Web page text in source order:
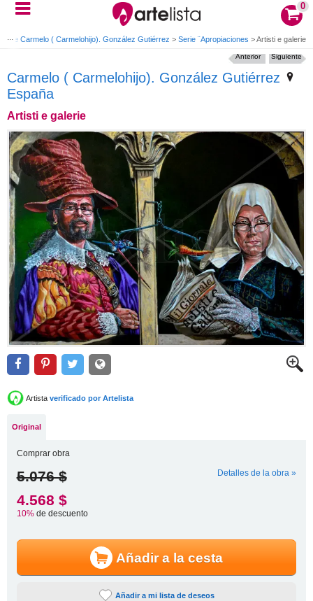
0
de Carmelo ( Carmelohijo). González Gutiérrez > Serie ¨Apropiaciones >Artisti e galerie
Carmelo ( Carmelohijo). González Gutiérrez
España
Artisti e galerie
Siguiente
Anterior
Artista verificado por Artelista
Original
Comprar obra
5.076 $ Detalles de la obra »
4.568 $
10%de descuento
Añadir a la cesta
Añadir a mi lista de deseos